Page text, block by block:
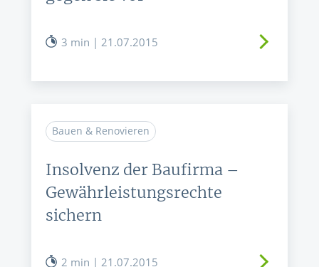
3 min | 21.07.2015
Bauen & Renovieren
Insolvenz der Baufirma –
Gewährleistungsrechte
sichern
2 min | 21.07.2015